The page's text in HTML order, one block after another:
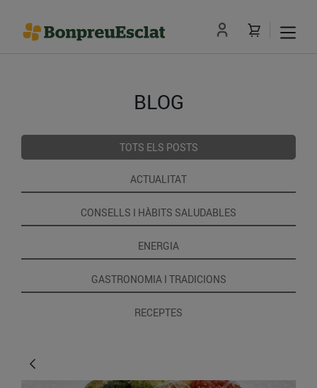
BLOG
TOTS ELS POSTS
ACTUALITAT
CONSELLS I HÀBITS SALUDABLES
ENERGIA
GASTRONOMIA I TRADICIONS
RECEPTES